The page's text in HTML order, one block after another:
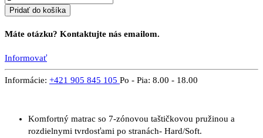
Pridať do košíka
Máte otázku? Kontaktujte nás emailom.
Informovať
Informácie: +421 905 845 105 Po - Pia: 8.00 - 18.00
Komfortný matrac so 7-zónovou taštičkovou pružinou a
rozdielnymi tvrdosťami po stranách- Hard/Soft.